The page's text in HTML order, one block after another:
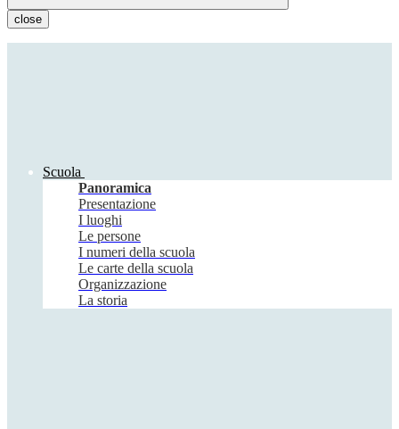
close
Scuola
Panoramica
Presentazione
I luoghi
Le persone
I numeri della scuola
Le carte della scuola
Organizzazione
La storia